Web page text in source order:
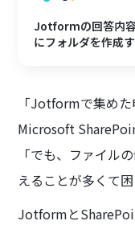
Jotformの回答内
にフォルダを作成
「Jotformで集め
Microsoft
「でも、ファイル
えることが多くて
Jotformと